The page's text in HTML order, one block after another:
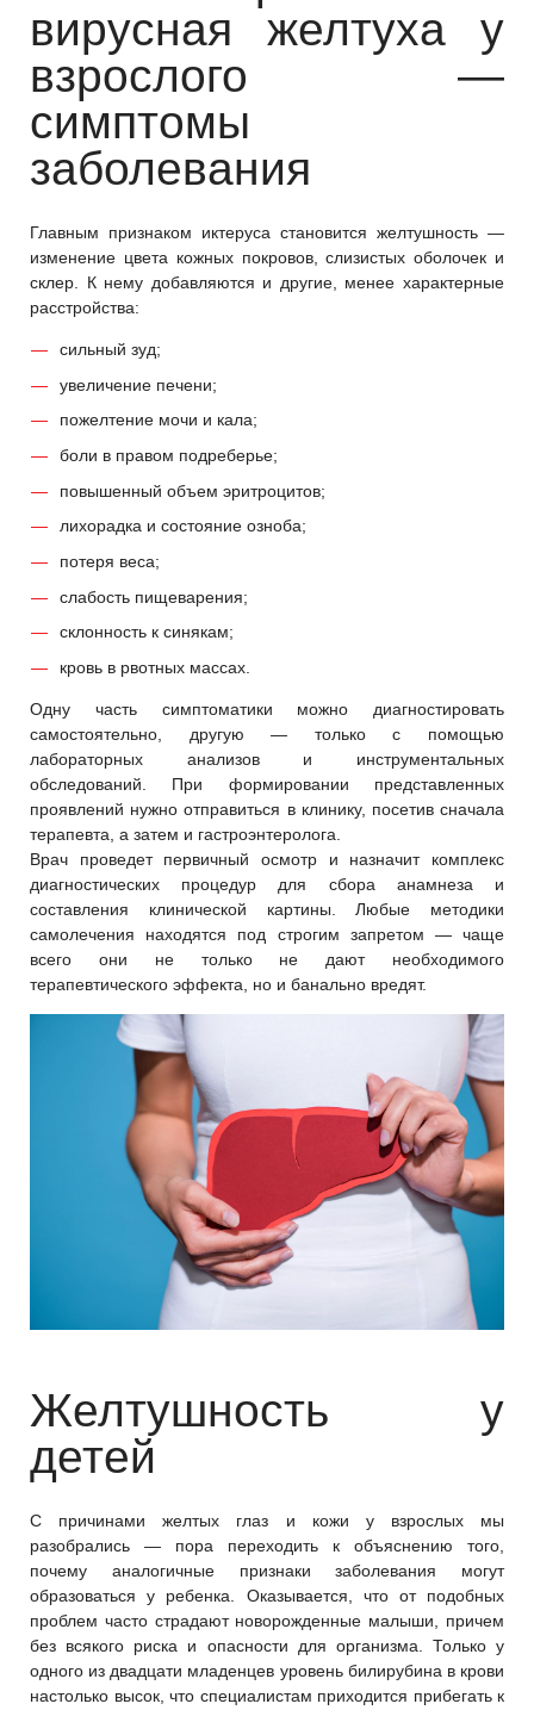
вирусная желтуха у
взрослого —
симптомы
заболевания
Главным признаком иктеруса становится желтушность —
изменение цвета кожных покровов, слизистых оболочек и
склер. К нему добавляются и другие, менее характерные
расстройства:
сильный зуд;
увеличение печени;
пожелтение мочи и кала;
боли в правом подреберье;
повышенный объем эритроцитов;
лихорадка и состояние озноба;
потеря веса;
слабость пищеварения;
склонность к синякам;
кровь в рвотных массах.
Одну часть симптоматики можно диагностировать
самостоятельно, другую — только с помощью
лабораторных анализов и инструментальных
обследований. При формировании представленных
проявлений нужно отправиться в клинику, посетив сначала
терапевта, а затем и гастроэнтеролога.
Врач проведет первичный осмотр и назначит комплекс
диагностических процедур для сбора анамнеза и
составления клинической картины. Любые методики
самолечения находятся под строгим запретом — чаще
всего они не только не дают необходимого
терапевтического эффекта, но и банально вредят.
Желтушность у
детей
С причинами желтых глаз и кожи у взрослых мы
разобрались — пора переходить к объяснению того,
почему аналогичные признаки заболевания могут
образоваться у ребенка. Оказывается, что от подобных
проблем часто страдают новорожденные малыши, причем
без всякого риска и опасности для организма. Только у
одного из двадцати младенцев уровень билирубина в крови
настолько высок, что специалистам приходится прибегать к